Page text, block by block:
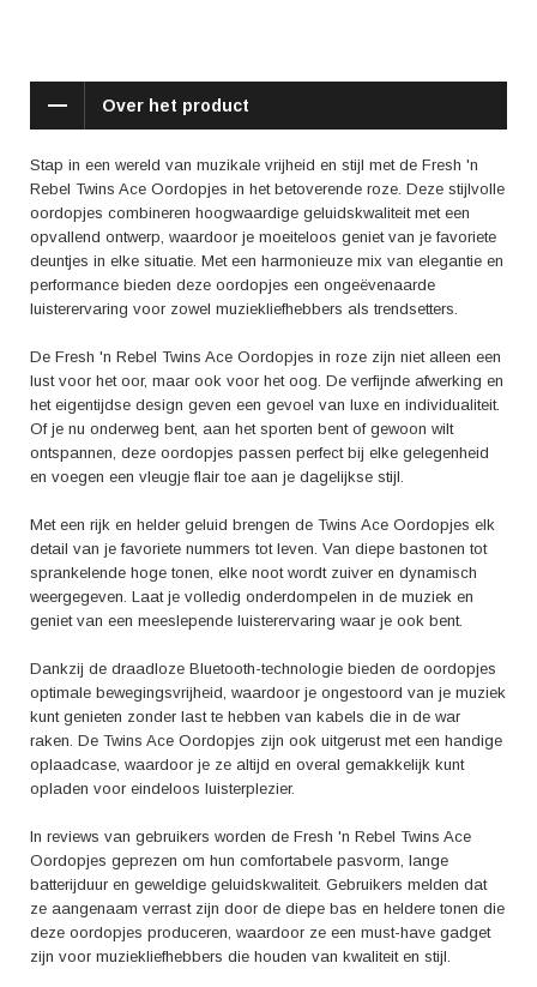
eindeloos luisterplezier.
In reviews van gebruikers worden de Fresh 'n Rebel Twins Ace
Oordopjes geprezen om hun comfortabele pasvorm, lange batterijduur
en geweldige geluidskwaliteit. Gebruikers melden dat ze aangenaam
verrast zijn door de diepe bas en heldere tonen die deze oordopjes
produceren, waardoor ze een must-have gadget zijn voor
muziekliefhebbers die houden van kwaliteit en stijl.
roze, haal je niet alleen een hoogwaardig audioproduct in huis, maar
ook een modeaccessoire dat je muziekbeleving naar een hoger niveau
tilt. Ervaar de perfecte combinatie van elegantie, prestatie en comfort met
deze trendy oordopjes en dompel jezelf onder in een wereld van
onbeperkte mogelijkheden voor een geluidservaring die je zintuigen zal
betoveren.
Over het product
Stap in een wereld van muzikale vrijheid en stijl met de Fresh 'n
Rebel Twins Ace Oordopjes in het betoverende roze. Deze stijlvolle
oordopjes combineren hoogwaardige geluidskwaliteit met een
opvallend ontwerp, waardoor je moeiteloos geniet van je favoriete
deuntjes in elke situatie. Met een harmonieuze mix van elegantie en
performance bieden deze oordopjes een ongeëvenaarde
luisterervaring voor zowel muziekliefhebbers als trendsetters.
De Fresh 'n Rebel Twins Ace Oordopjes in roze zijn niet alleen een
lust voor het oor, maar ook voor het oog. De verfijnde afwerking en
het eigentijdse design geven een gevoel van luxe en individualiteit.
Of je nu onderweg bent, aan het sporten bent of gewoon wilt
ontspannen, deze oordopjes passen perfect bij elke gelegenheid
en voegen een vleugje flair toe aan je dagelijkse stijl.
Met een rijk en helder geluid brengen de Twins Ace Oordopjes elk
detail van je favoriete nummers tot leven. Van diepe bastonen tot
sprankelende hoge tonen, elke noot wordt zuiver en dynamisch
weergegeven. Laat je volledig onderdompelen in de muziek en
geniet van een meeslepende luisterervaring waar je ook bent.
Dankzij de draadloze Bluetooth-technologie bieden de oordopjes
optimale bewegingsvrijheid, waardoor je ongestoord van je muziek
kunt genieten zonder last te hebben van kabels die in de war
raken. De Twins Ace Oordopjes zijn ook uitgerust met een handige
oplaadcase, waardoor je ze altijd en overal gemakkelijk kunt
opladen voor eindeloos luisterplezier.
In reviews van gebruikers worden de Fresh 'n Rebel Twins Ace
Oordopjes geprezen om hun comfortabele pasvorm, lange
batterijduur en geweldige geluidskwaliteit. Gebruikers melden dat
ze aangenaam verrast zijn door de diepe bas en heldere tonen die
deze oordopjes produceren, waardoor ze een must-have gadget
zijn voor muziekliefhebbers die houden van kwaliteit en stijl.